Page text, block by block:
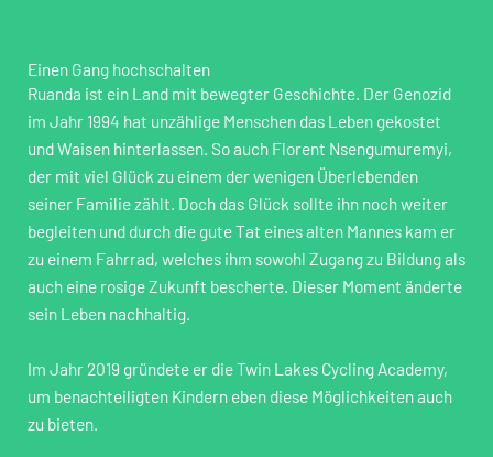
Einen Gang hochschalten​
Ruanda ist ein Land mit bewegter Geschichte. Der Genozid
im Jahr 1994 hat unzählige Menschen das Leben gekostet
und Waisen hinterlassen. So auch Florent Nsengumuremyi,
der mit viel Glück zu einem der wenigen Überlebenden
seiner Familie zählt. Doch das Glück sollte ihn noch weiter
begleiten und durch die gute Tat eines alten Mannes kam er
zu einem Fahrrad, welches ihm sowohl Zugang zu Bildung als
auch eine rosige Zukunft bescherte. Dieser Moment änderte
sein Leben nachhaltig.
Im Jahr 2019 gründete er die Twin Lakes Cycling Academy,
um benachteiligten Kindern eben diese Möglichkeiten auch
zu bieten.